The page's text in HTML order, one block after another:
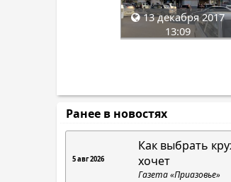
13 декабря 2017
13:09
Ранее в новостях
5 авг 2026
Как выбрать
хочет
Газета «Приазовье»